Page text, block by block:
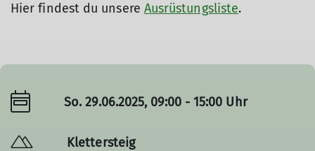
Hier findest du unsere Ausrüstungsliste.
So. 29.06.2025, 09:00 - 15:00 Uhr
Klettersteig